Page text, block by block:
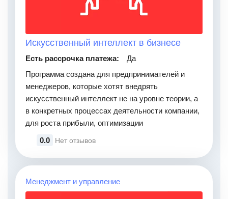
Искусственный интеллект в бизнесе
Есть рассрочка платежа:
Да
Программа создана для предпринимателей и
менеджеров, которые хотят внедрять
искусственный интеллект не на уровне теории, а
в конкретных процессах деятельности компании,
для роста прибыли, оптимизации
0.0
Нет отзывов
Менеджмент и управление